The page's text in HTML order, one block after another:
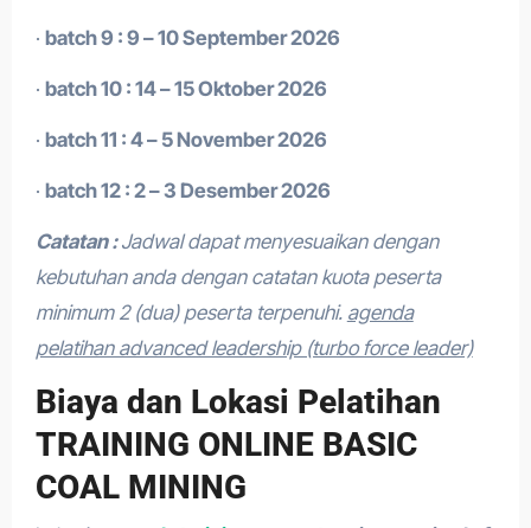
· batch 9 : 9 – 10 September 2026
· batch 10 : 14 – 15 Oktober 2026
· batch 11 : 4 – 5 November 2026
· batch 12 : 2 – 3 Desember 2026
Catatan :Jadwal dapat menyesuaikan dengan
kebutuhan anda dengan catatan kuota peserta
minimum 2 (dua) peserta terpenuhi. agenda
pelatihan advanced leadership (turbo force leader)
Biaya dan Lokasi Pelatihan
TRAINING ONLINE BASIC
COAL MINING